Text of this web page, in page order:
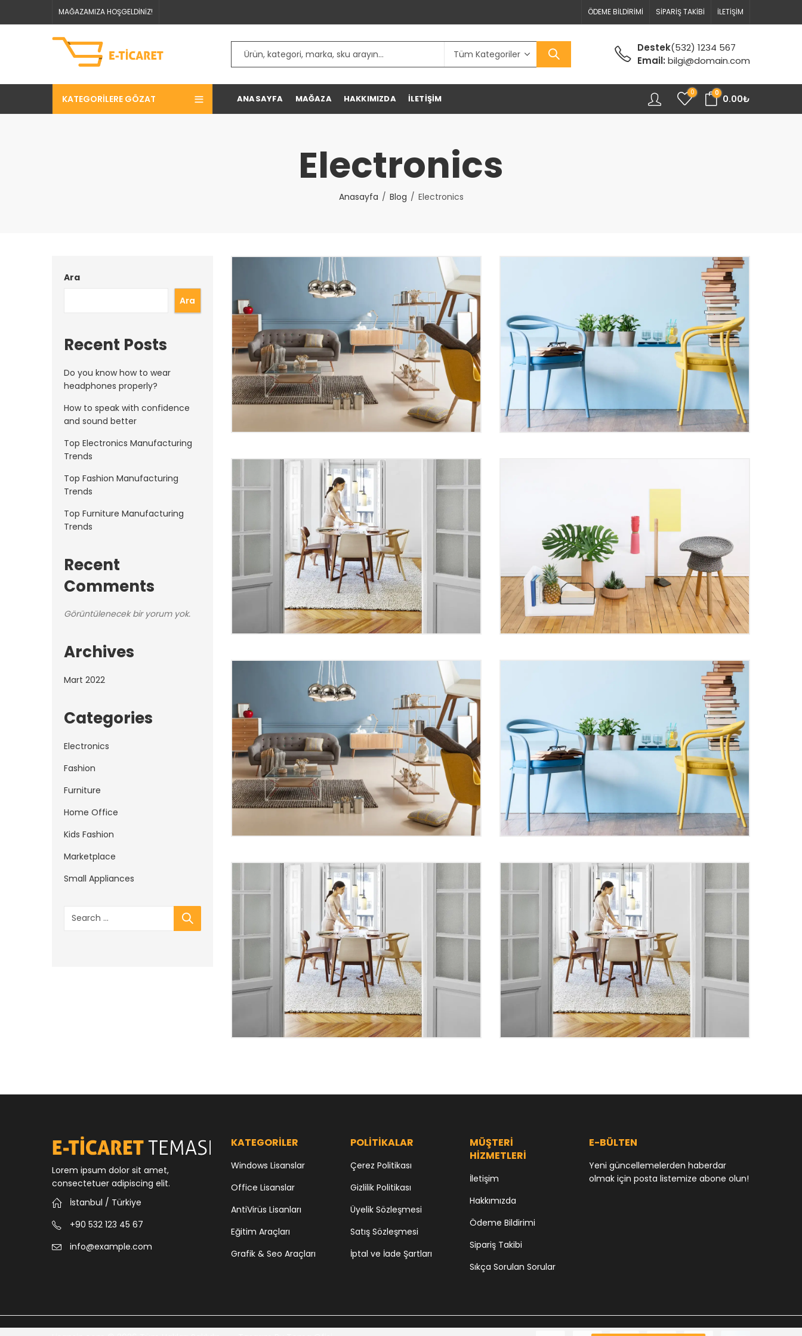
MAĞAZAMIZA HOŞGELDİNİZ! ÖDEME BILDIRIMI SIPARIŞ TAKIBI İLETIŞIM
Destek(532) 1234 567
Email: bilgi@domain.com
KATEGORILERE GÖZAT ANASAYFA MAĞAZA HAKKIMIZDA İLETIŞIM
0 0
0.00₺
Electronics
Anasayfa Blog Electronics
Do you know how to wear
headphones properly?
Top Electronics Manufacturing
Top Fashion Manufacturing
Top Furniture Manufacturing
Top Kids Fashion Manufacturing
Ara
Ara
Recent Posts
Do you know how to wear
headphones properly?
How to speak with confidence
and sound better
Top Electronics Manufacturing
Trends
Top Fashion Manufacturing
Trends
Top Furniture Manufacturing
Trends
Recent
Comments
Görüntülenecek bir yorum yok.
Archives
Mart 2022
Categories
Electronics
Fashion
Furniture
Home Office
Kids Fashion
Marketplace
Small Appliances
Lorem ipsum dolor sit amet,
consectetuer adipiscing elit.
İstanbul / Türkiye
+90 532 123 45 67
info@example.com
KATEGORİLER
Windows Lisanslar
Office Lisanslar
AntiVirüs Lisanları
Eğitim Araçları
Grafik & Seo Araçları
POLİTİKALAR
Çerez Politikası
Gizlilik Politikası
Üyelik Sözleşmesi
Satış Sözleşmesi
İptal ve İade Şartları
MÜŞTERİ
HİZMETLERİ
İletişim
Hakkımızda
Ödeme Bildirimi
Sipariş Takibi
Sıkça Sorulan Sorular
E-BÜLTEN
Yeni güncellemelerden haberdar
olmak için posta listemize abone olun!